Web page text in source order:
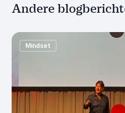
Andere
Mindset